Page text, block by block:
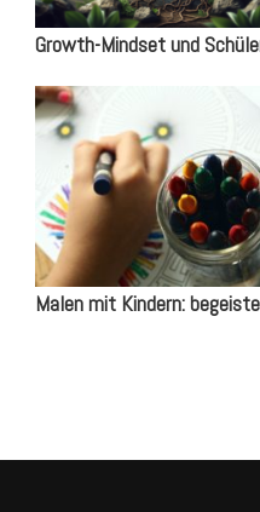
Growth-Mindset und
Malen mit Kindern: